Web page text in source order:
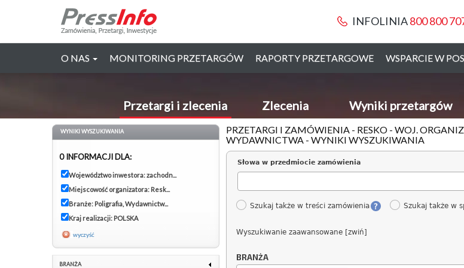
INFOLINIA800 800
O NAS MONITORING PRZETARGÓW RAPORTY PRZETARGOWE WSPARCIE W
Przetargi i zlecenia Zlecenia Wyniki przetargów
PRZETARGI I ZAMÓWIENIA - RESKO - WOJ.
WYDAWNICTWA - WYNIKI WYSZUKIWANIA
Słowa w przedmiocie zamówienia
Szukaj także w treści zamówienia Szukaj także w
Wyszukiwanie zaawansowane [zwiń]
BRANŻA
WYNIKI WYSZUKIWANIA
0 INFORMACJI DLA:
Województwo inwestora: zachodn...
Miejscowość organizatora: Resk...
Branże: Poligrafia, Wydawnictw...
Kraj realizacji: POLSKA
wyczyść
BRANŻA